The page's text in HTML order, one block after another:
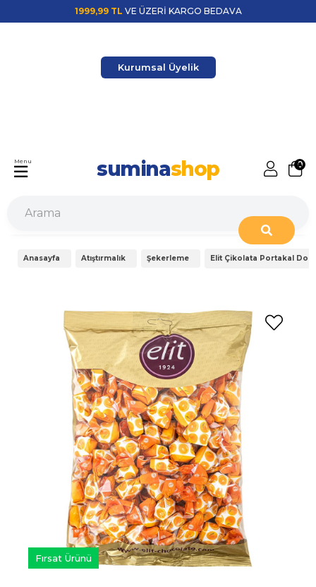
1999,99 TL VE ÜZERİ KARGO BEDAVA
suminashop 0
Menu
Kurumsal Üyelik
Anasayfa Atıştırmalık Şekerleme Elit Çikolata Portakal
Fırsat Ürünü